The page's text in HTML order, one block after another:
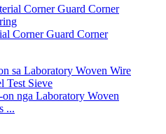
Corner Guard Corner
nga Laboratory Woven
...